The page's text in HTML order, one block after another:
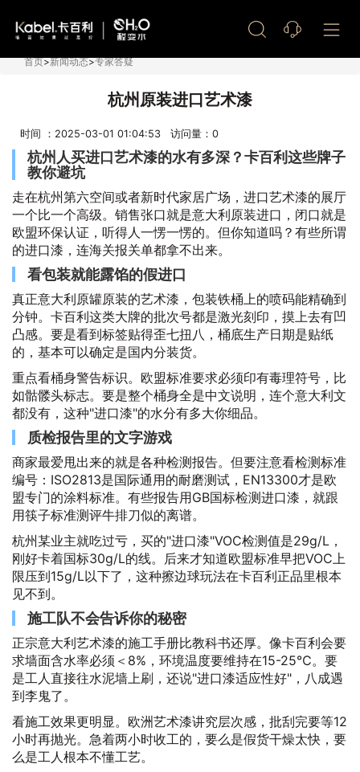
首页>新闻动态>专家答疑
杭州原装进口艺术漆
时间 ：2025-03-01 01:04:53 访问量： 0
杭州人买进口艺术漆的水有多深？卡百利这些牌子
教你避坑
走在杭州第六空间或者新时代家居广场，进口艺术漆的展厅
一个比一个高级。销售张口就是意大利原装进口，闭口就是
欧盟环保认证，听得人一愣一愣的。但你知道吗？有些所谓
的进口漆，连海关报关单都拿不出来。
看包装就能露馅的假进口
真正意大利原罐原装的艺术漆，包装铁桶上的喷码能精确到
分钟。卡百利这类大牌的批次号都是激光刻印，摸上去有凹
凸感。要是看到标签贴得歪七扭八，桶底生产日期是贴纸
的，基本可以确定是国内分装货。
重点看桶身警告标识。欧盟标准要求必须印有毒理符号，比
如骷髅头标志。要是整个桶身全是中文说明，连个意大利文
都没有，这种"进口漆"的水分有多大你细品。
质检报告里的文字游戏
商家最爱甩出来的就是各种检测报告。但要注意看检测标准
编号：ISO2813是国际通用的耐磨测试，EN13300才是欧
盟专门的涂料标准。有些报告用GB国标检测进口漆，就跟
用筷子标准测评牛排刀似的离谱。
杭州某业主就吃过亏，买的"进口漆"VOC检测值是29g/L，
刚好卡着国标30g/L的线。后来才知道欧盟标准早把VOC上
限压到15g/L以下了，这种擦边球玩法在卡百利正品里根本
见不到。
施工队不会告诉你的秘密
正宗意大利艺术漆的施工手册比教科书还厚。像卡百利会要
求墙面含水率必须＜8%，环境温度要维持在15-25℃。要
是工人直接往水泥墙上刷，还说"进口漆适应性好"，八成遇
到李鬼了。
看施工效果更明显。欧洲艺术漆讲究层次感，批刮完要等12
小时再抛光。急着两小时收工的，要么是假货干燥太快，要
么是工人根本不懂工艺。